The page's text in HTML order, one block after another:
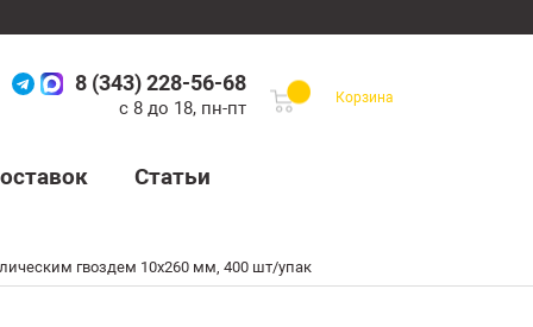
гвоздем 10х260 мм, 400 шт/упак
8 (343) 228-56-68
с 8 до 18, пн-пт
Корзина
Статьи